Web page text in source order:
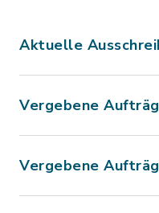
Aktuelle
Vergebene
Vergebene